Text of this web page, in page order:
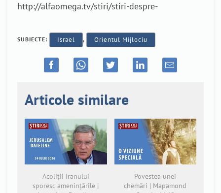
http://alfaomega.tv/stiri/stiri-despre-
SUBIECTE: Israel , Orientul Mijlociu
Articole similare
Acoliții Iranului
sporesc amenințările |
Povestea unei
chemări | Mapamond